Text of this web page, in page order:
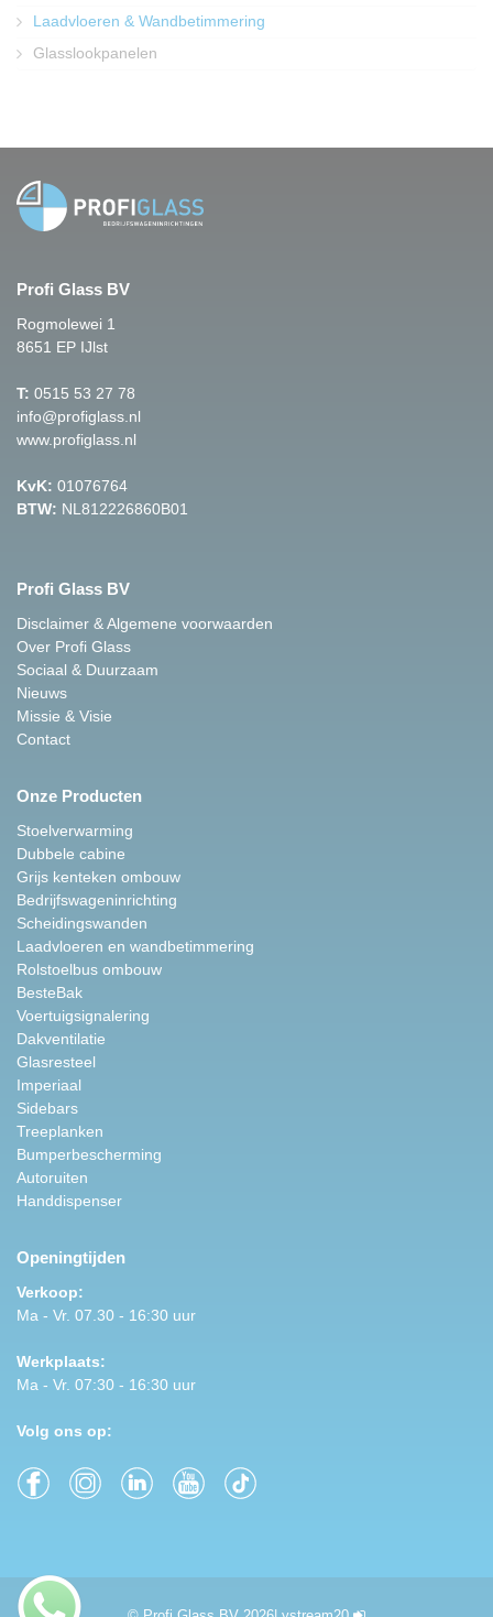
Laadvloeren & Wandbetimmering
Glasslookpanelen
Profi Glass BV
Rogmolewei 1
8651 EP IJlst
T: 0515 53 27 78
info@profiglass.nl
www.profiglass.nl
KvK: 01076764
BTW: NL812226860B01
Profi Glass BV
Disclaimer & Algemene voorwaarden
Over Profi Glass
Sociaal & Duurzaam
Nieuws
Missie & Visie
Contact
Onze Producten
Stoelverwarming
Dubbele cabine
Grijs kenteken ombouw
Bedrijfswageninrichting
Scheidingswanden
Laadvloeren en wandbetimmering
Rolstoelbus ombouw
BesteBak
Voertuigsignalering
Dakventilatie
Glasresteel
Imperiaal
Sidebars
Treeplanken
Bumperbescherming
Autoruiten
Handdispenser
Openingtijden
Verkoop:
Ma - Vr. 07.30 - 16:30 uur
Werkplaats:
Ma - Vr. 07:30 - 16:30 uur
Volg ons op: